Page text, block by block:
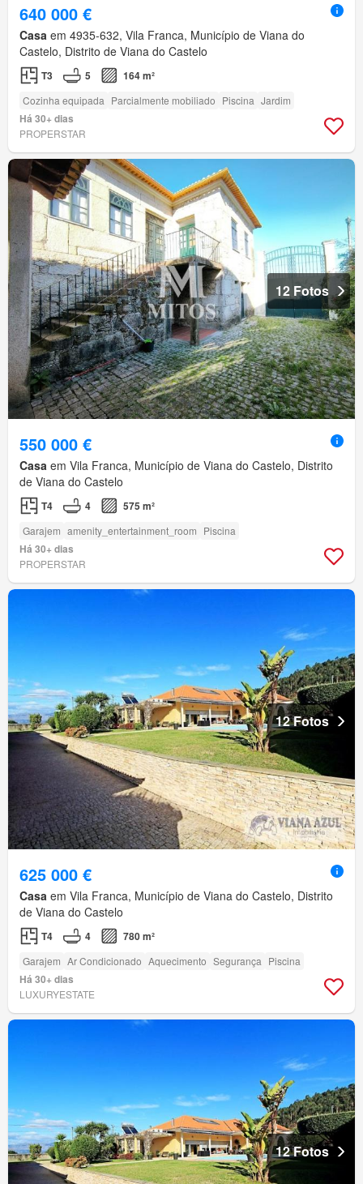
640 000 €
Casa em 4935-632, Vila Franca, Município de Viana do
Castelo, Distrito de Viana do Castelo
T3 5 164 m²
Cozinha equipada Parcialmente mobiliado Piscina Jardim
Há 30+ dias
PROPERSTAR
12 Fotos
550 000 €
Casa em Vila Franca, Município de Viana do Castelo, Distrito
de Viana do Castelo
T4 4 575 m²
Garajem amenity_entertainment_room Piscina
Há 30+ dias
PROPERSTAR
12 Fotos
625 000 €
Casa em Vila Franca, Município de Viana do Castelo, Distrito
de Viana do Castelo
T4 4 780 m²
Garajem Ar Condicionado Aquecimento Segurança Piscina
Há 30+ dias
LUXURYESTATE
12 Fotos